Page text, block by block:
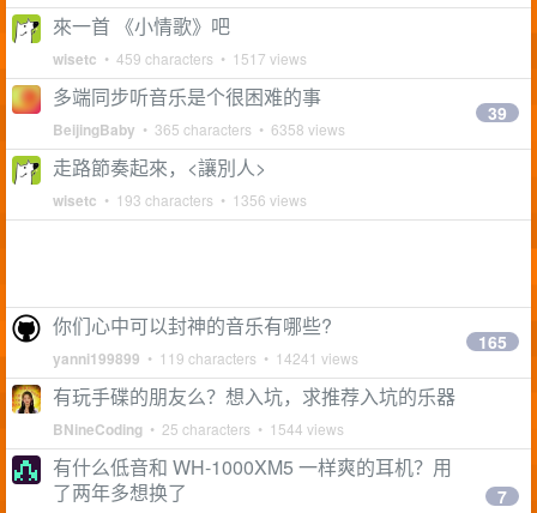
來一首 《小情歌》吧
wisetc • 459 characters • 1517 views
多端同步听音乐是个很困难的事
BeijingBaby • 365 characters • 6358 views
39
走路節奏起來，<讓別人>
wisetc • 193 characters • 1356 views
你们心中可以封神的音乐有哪些?
yanni199899 • 119 characters • 14241 views
165
有玩手碟的朋友么？想入坑，求推荐入坑的乐器
BNineCoding • 25 characters • 1544 views
有什么低音和 WH-1000XM5 一样爽的耳机？用
了两年多想换了
7